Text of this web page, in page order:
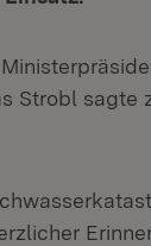
Strobl sagte